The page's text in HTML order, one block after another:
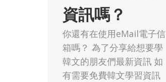
資訊嗎？
你還有在使用eMail電子信
箱嗎？ 為了分享給想要學
韓文的朋友們最新資訊 如
有需要免費韓文學習資訊